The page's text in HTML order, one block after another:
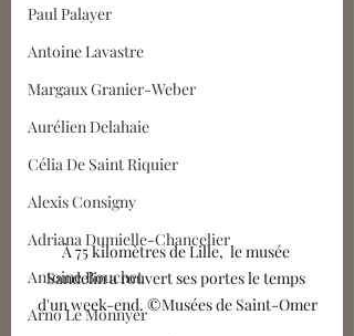
Paul Palayer
Antoine Lavastre
Margaux Granier-Weber
Aurélien Delahaie
Célia De Saint Riquier
Alexis Consigny
Adriana Dumielle-Chancelier
Antoine Bouchet
Arno Le Monnyer
À 75 kilomètres de Lille,  le musée
Sandelin a rouvert ses portes le temps
d'un week-end. ©Musées de Saint-Omer